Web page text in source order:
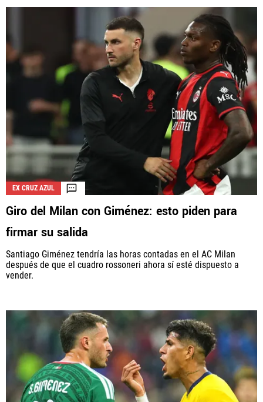
EX CRUZ AZUL
Giro del Milan con Giménez: esto piden para
firmar su salida
Santiago Giménez tendría las horas contadas en el AC Milan
después de que el cuadro rossoneri ahora sí esté dispuesto a
vender.